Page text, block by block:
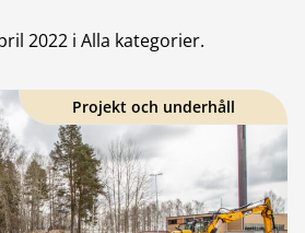
2022 i Alla kategorier.
Projekt och underhåll